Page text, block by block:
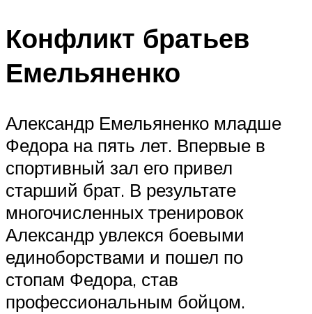
Конфликт братьев
Емельяненко
Александр Емельяненко младше
Федора на пять лет. Впервые в
спортивный зал его привел
старший брат. В результате
многочисленных тренировок
Александр увлекся боевыми
единоборствами и пошел по
стопам Федора, став
профессиональным бойцом.